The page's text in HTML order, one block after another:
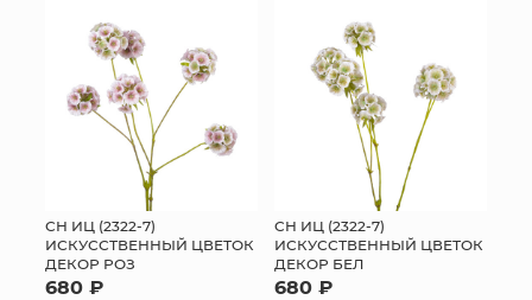
СН ИЦ (2322-7)
ИСКУССТВЕННЫЙ ЦВЕТОК
ДЕКОР РОЗ
680 ₽
СН ИЦ (2322-7)
ИСКУССТВЕННЫЙ ЦВЕТОК
ДЕКОР БЕЛ
680 ₽